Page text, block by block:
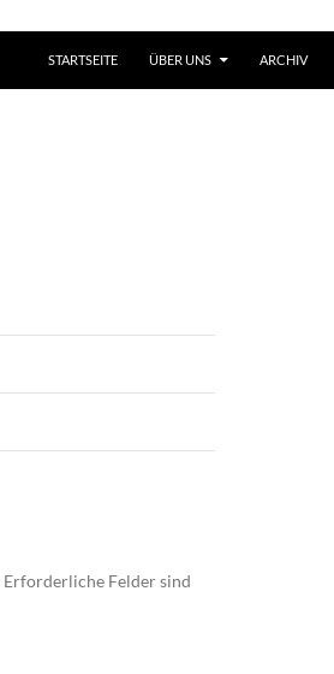
STARTSEITE
ÜBER UNS ARCHIV
Erforderliche Felder sind